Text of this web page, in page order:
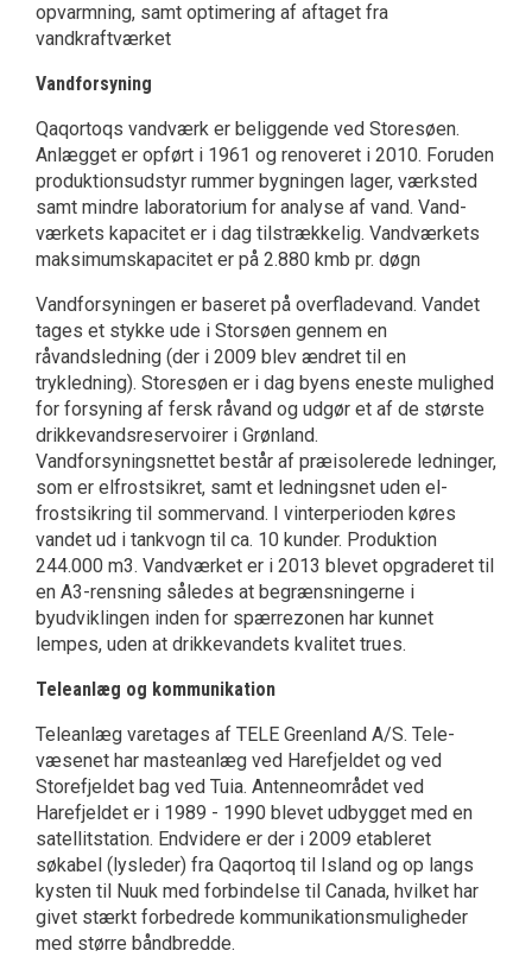
opvarmning, samt optimering af aftaget fra
vandkraftværket
Vandforsyning
Qaqortoqs vandværk er beliggende ved Storesøen.
Anlægget er opført i 1961 og renoveret i 2010. Foruden
produktions­udstyr rummer bygningen lager, værksted
samt mindre laboratorium for analyse af vand. Vand­
værkets kapacitet er i dag tilstrækkelig. Vandværkets
maksimumskapacitet er på 2.880 kmb pr. døgn
Vandforsyningen er baseret på overfladevand. Vandet
tages et stykke ude i Storsøen gennem en
råvandsledning (der i 2009 blev ændret til en
trykledning). Storesøen er i dag byens eneste mulighed
for forsyning af fersk råvand og udgør et af de største
drikkevandsreservoirer i Grønland.
Vandforsyningsnettet består af præisolerede led­ninger,
som er elfrostsikret, samt et ledningsnet uden el-
frostsikring til sommervand. I vinterpe­rioden køres
vandet ud i tankvogn til ca. 10 kunder. Produktion
244.000 m3. Vandværket er i 2013 blevet opgraderet til
en A3-rensning således at begrænsningerne i
byudviklingen inden for spærrezonen har kunnet
lempes, uden at drikkevandets kvalitet trues.
Teleanlæg og kommunikation
Teleanlæg varetages af TELE Greenland A/S. Tele­
væsenet har masteanlæg ved Harefjeldet og ved
Storefjeldet bag ved Tuia. Antenneområdet ved
Harefjeldet er i 1989 - 1990 blevet udbygget med en
satellitstation. Endvidere er der i 2009 etableret
søkabel (lysleder) fra Qaqortoq til Island og op langs
kysten til Nuuk med forbindelse til Canada, hvilket har
givet stærkt forbedrede kommunikationsmuligheder
med større båndbredde.